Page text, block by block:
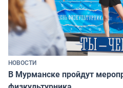
НОВОСТИ
В Мурманске пройдут